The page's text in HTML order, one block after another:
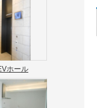
ホール